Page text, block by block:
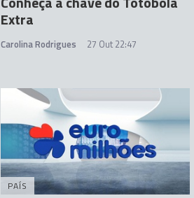
Extra
Carolina Rodrigues 27 Out 22:47
PAÍS